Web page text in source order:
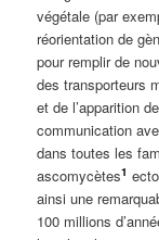
végétale (par
réorientation de
pour remplir de
des transporteurs
et de l’apparition
communication
dans toutes les
ascomycètes1
ainsi une
100 millions